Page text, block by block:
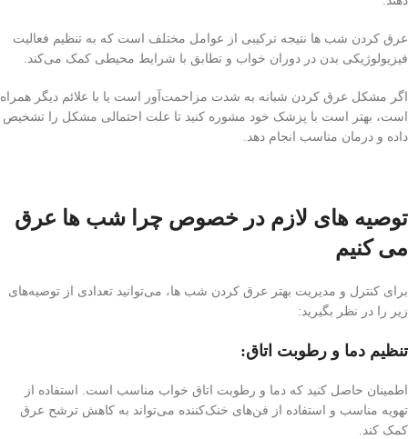
عرق کردن شب ها نتیجه ترکیبی از عوامل مختلف است که به تنظیم فعالیت
فیزیولوژیکی بدن در دوران خواب و تطابق با شرایط محیطی کمک می‌کند.
اگر مشکل عرق کردن شبانه به شدت مزاحمت‌آور است یا با علائم دیگر همراه
است، بهتر است با پزشک خود مشوره کنید تا علت احتمالی مشکل را تشخیص
داده و درمان مناسب انجام دهد.
توصیه های لازم در خصوص چرا شب ها عرق
می کنیم
برای کنترل و مدیریت بهتر عرق کردن شب ها، می‌توانید تعدادی از توصیه‌های
زیر را در نظر بگیرید:
تنظیم دما و رطوبت اتاق:
اطمینان حاصل کنید که دما و رطوبت اتاق خواب مناسب است. استفاده از
تهویه مناسب و استفاده از فن‌های خنک‌کننده می‌تواند به کاهش ترشح عرق
کمک کند.